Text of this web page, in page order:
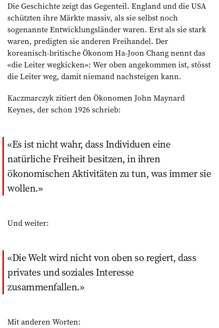
Die Geschichte zeigt das Gegenteil. England und die USA
schützten ihre Märkte massiv, als sie selbst noch
sogenannte Entwicklungsländer waren. Erst als sie stark
waren, predigten sie anderen Freihandel. Der
koreanisch-britische Ökonom Ha-Joon Chang nennt das
«die Leiter wegkicken»: Wer oben angekommen ist, stösst
die Leiter weg, damit niemand nachsteigen kann.
Kaczmarczyk zitiert den Ökonomen John Maynard
Keynes, der schon 1926 schrieb:
Es ist nicht wahr, dass Individuen eine
natürliche Freiheit besitzen, in ihren
ökonomischen Aktivitäten zu tun, was immer sie
wollen.
Und weiter:
Die Welt wird nicht von oben so regiert, dass
privates und soziales Interesse
zusammenfallen.
Mit anderen Worten: